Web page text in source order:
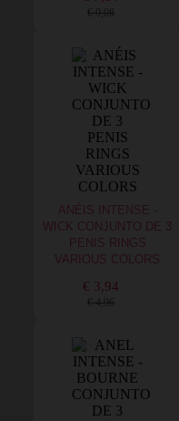
€ 9,08
ANÉIS INTENSE -
WICK CONJUNTO DE 3
PENIS RINGS
VARIOUS COLORS
€ 3,94
€ 4,96